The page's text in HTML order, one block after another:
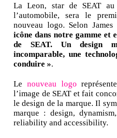
La Leon, star de SEAT au
l’automobile, sera le
nouveau logo. Selon James
icône dans notre gamme et
de SEAT. Un design
incomparable, une
conduire ».
Le nouveau logo
l’image de SEAT et fait
le design de la marque. Il
marque : design,
reliability and accessibility.